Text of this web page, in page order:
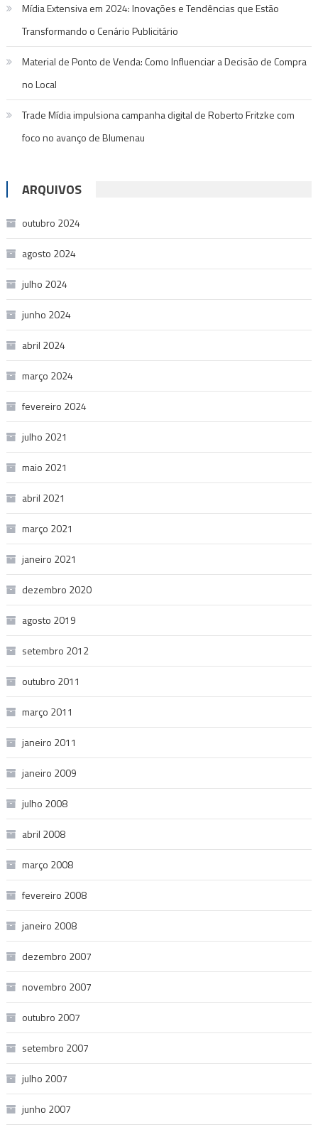
Mídia Extensiva em 2024: Inovações e Tendências que Estão
Transformando o Cenário Publicitário
Material de Ponto de Venda: Como Influenciar a Decisão de Compra
no Local
Trade Mídia impulsiona campanha digital de Roberto Fritzke com
foco no avanço de Blumenau
ARQUIVOS
outubro 2024
agosto 2024
julho 2024
junho 2024
abril 2024
março 2024
fevereiro 2024
julho 2021
maio 2021
abril 2021
março 2021
janeiro 2021
dezembro 2020
agosto 2019
setembro 2012
outubro 2011
março 2011
janeiro 2011
janeiro 2009
julho 2008
abril 2008
março 2008
fevereiro 2008
janeiro 2008
dezembro 2007
novembro 2007
outubro 2007
setembro 2007
julho 2007
junho 2007